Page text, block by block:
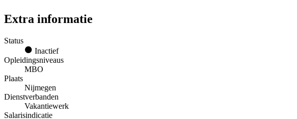
Extra informatie
Status
Inactief
Opleidingsniveaus
MBO
Plaats
Nijmegen
Dienstverbanden
Vakantiewerk
Salarisindicatie